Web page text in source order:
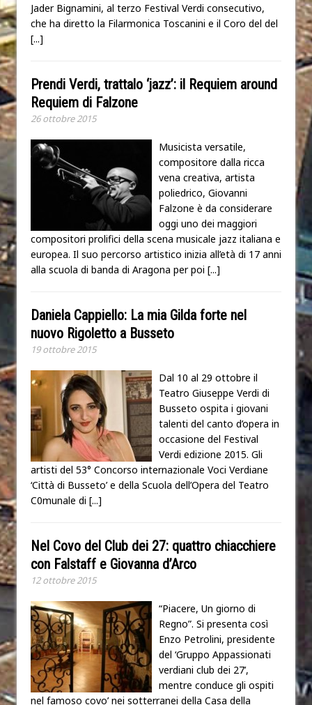
Jader Bignamini, al terzo Festival Verdi consecutivo,
che ha diretto la Filarmonica Toscanini e il Coro del del
[...]
Prendi Verdi, trattalo ‘jazz’: il Requiem around
Requiem di Falzone
26 ottobre 2015
Musicista versatile,
compositore dalla ricca
vena creativa, artista
poliedrico, Giovanni
Falzone è da considerare
oggi uno dei maggiori
compositori prolifici della scena musicale jazz italiana e
europea. Il suo percorso artistico inizia all’età di 17 anni
alla scuola di banda di Aragona per poi [...]
Daniela Cappiello: La mia Gilda forte nel
nuovo Rigoletto a Busseto
19 ottobre 2015
Dal 10 al 29 ottobre il
Teatro Giuseppe Verdi di
Busseto ospita i giovani
talenti del canto d’opera in
occasione del Festival
Verdi edizione 2015. Gli
artisti del 53° Concorso internazionale Voci Verdiane
‘Città di Busseto’ e della Scuola dell’Opera del Teatro
C0munale di [...]
Nel Covo del Club dei 27: quattro chiacchiere
con Falstaff e Giovanna d’Arco
12 ottobre 2015
“Piacere, Un giorno di
Regno”. Si presenta così
Enzo Petrolini, presidente
del ‘Gruppo Appassionati
verdiani club dei 27’,
mentre conduce gli ospiti
nel famoso covo’ nei sotterranei della Casa della